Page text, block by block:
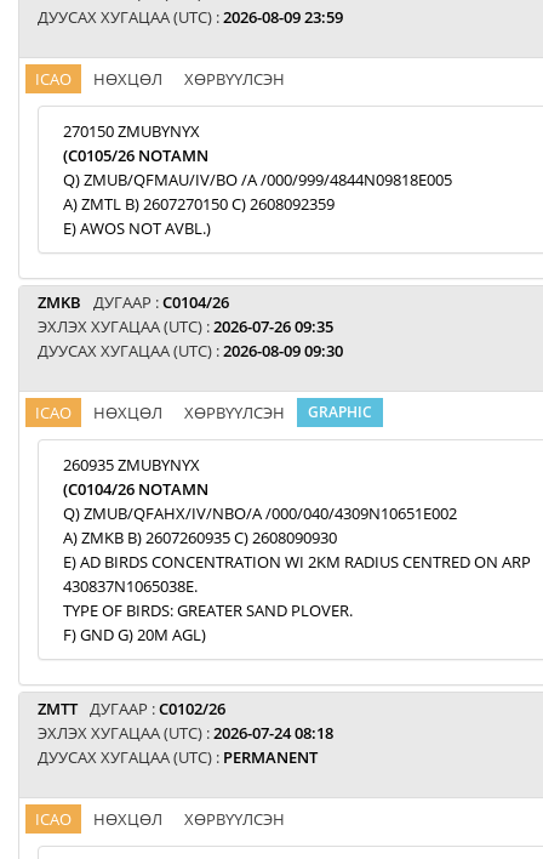
ДУУСАХ ХУГАЦАА (UTC) :2026-08-09 23:59
ICAO НӨХЦӨЛ ХӨРВҮҮЛСЭН
270150 ZMUBYNYX
(C0105/26 NOTAMN
Q) ZMUB/QFMAU/IV/BO /A /000/999/4844N09818E005
A) ZMTL B) 2607270150 C) 2608092359
E) AWOS NOT AVBL.)
ZMKB ДУГААР :C0104/26
ЭХЛЭХ ХУГАЦАА (UTC) :2026-07-26 09:35
ДУУСАХ ХУГАЦАА (UTC) :2026-08-09 09:30
ICAO НӨХЦӨЛ ХӨРВҮҮЛСЭН GRAPHIC
260935 ZMUBYNYX
(C0104/26 NOTAMN
Q) ZMUB/QFAHX/IV/NBO/A /000/040/4309N10651E002
A) ZMKB B) 2607260935 C) 2608090930
E) AD BIRDS CONCENTRATION WI 2KM RADIUS CENTRED ON ARP
430837N1065038E.
TYPE OF BIRDS: GREATER SAND PLOVER.
F) GND G) 20M AGL)
ZMTT ДУГААР :C0102/26
ЭХЛЭХ ХУГАЦАА (UTC) :2026-07-24 08:18
ДУУСАХ ХУГАЦАА (UTC) : PERMANENT
ICAO НӨХЦӨЛ ХӨРВҮҮЛСЭН